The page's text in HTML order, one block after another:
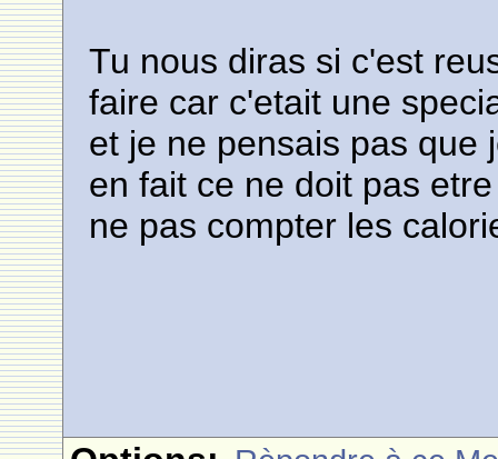
Tu nous diras si c'est
faire car c'etait une
et je ne pensais pas que
en fait ce ne doit pas
ne pas compter les